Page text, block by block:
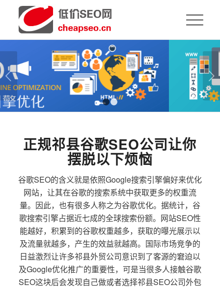
下一页
正规祁县谷歌SEO公司让你
摆脱以下烦恼
谷歌SEO的含义就是依照Google搜索引擎偏好来优化
网站，让其在谷歌的搜索系统中获取更多的权重流
量。因此，也有很多人称之为谷歌优化。据统计，谷
歌搜索引擎占据近七成的全球搜索份额。网站SEO性
能越好，积累到的谷歌权重越多，获取的曝光展示以
及流量就越多，产生的效益就越高。国际市场竞争的
日益激烈让许多祁县外贸公司意识到了客源的窘迫以
及Google优化推广的重要性，可是当很多人接触谷歌
SEO这块后会发现自己做或者选择祁县SEO公司外包